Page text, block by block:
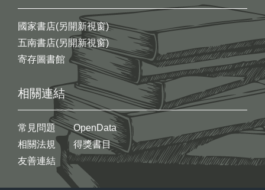
國家書店(另開新視窗)
五南書店(另開新視窗)
寄存圖書館
相關連結
常見問題
相關法規
友善連結
OpenData
得獎書目